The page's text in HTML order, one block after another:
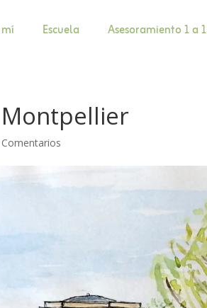
Escuela Asesoramiento 1 a 1